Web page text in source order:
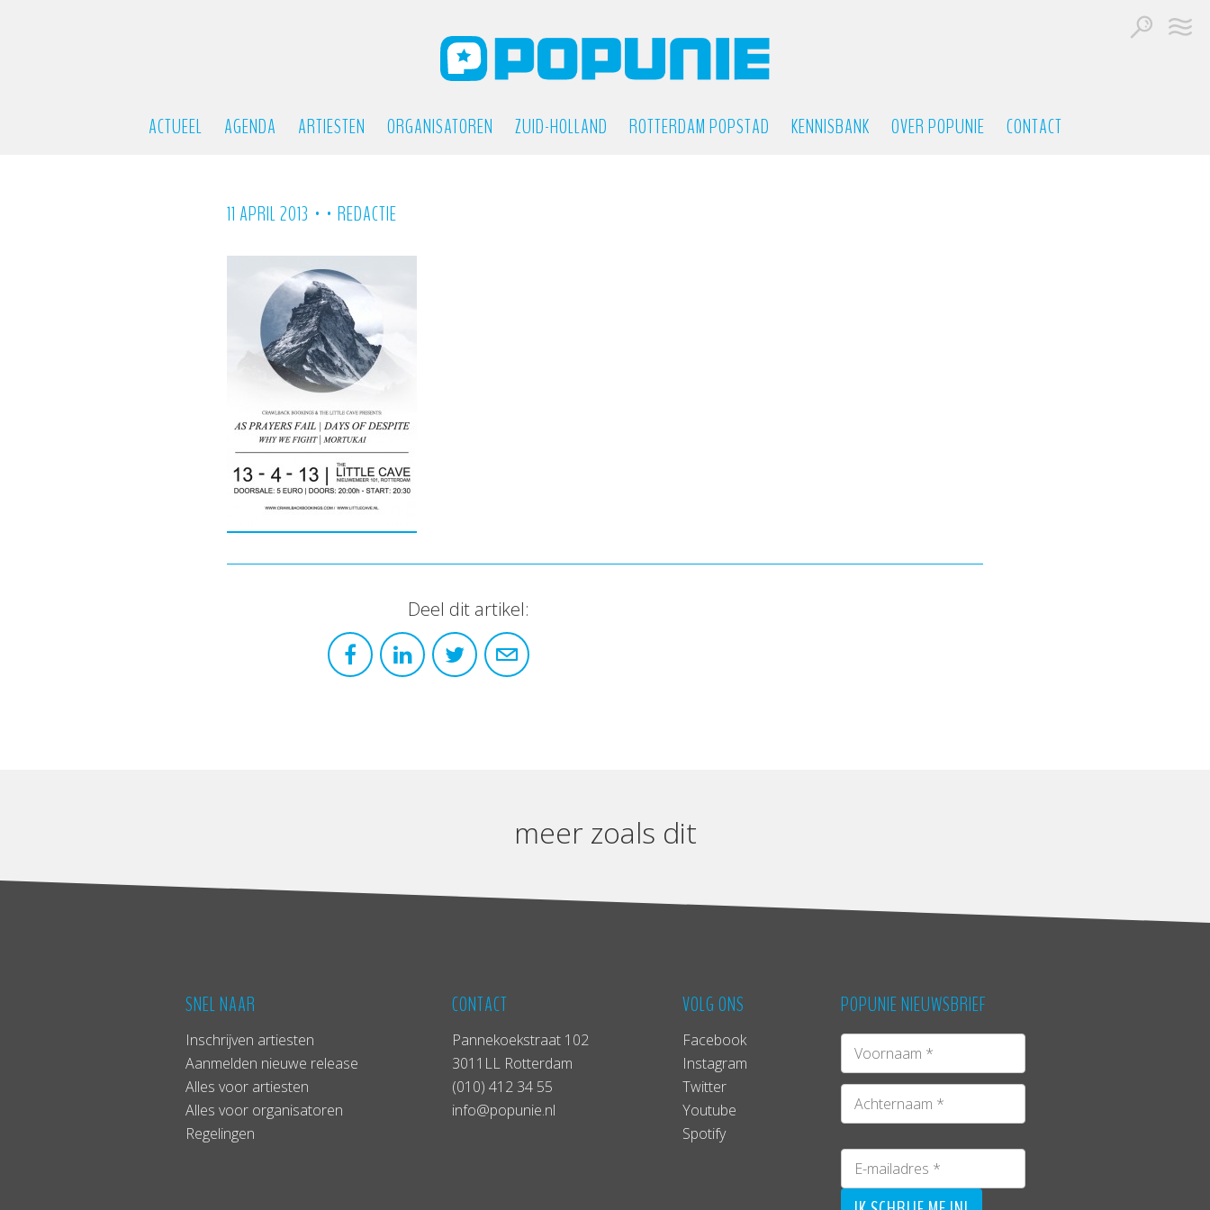
ACTUEEL AGENDA ARTIESTEN ORGANISATOREN ZUID-HOLLAND ROTTERDAM POPSTAD KENNISBANK OVER POPUNIE CONTACT
11 APRIL 2013 • • REDACTIE
Deel dit artikel:
meer zoals dit
SNEL NAAR
Inschrijven artiesten
Aanmelden nieuwe release
Alles voor artiesten
Alles voor organisatoren
Regelingen
CONTACT
Pannekoekstraat 102
3011LL Rotterdam
(010) 412 34 55
info@popunie.nl
VOLG ONS
Facebook
Instagram
Twitter
Youtube
Spotify
POPUNIE NIEUWSBRIEF